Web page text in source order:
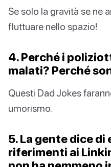
Se solo la gravità se ne
fluttuare nello spazio!
4. Perché i
malati? Perché
Questi Dad Jokes
umorismo.
5. La gente dice
riferimenti ai